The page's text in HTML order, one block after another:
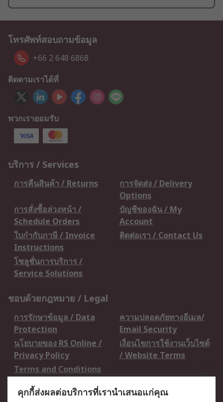
โทรศัพท์สอบถามข้อมูล
+66 2 648 6868
ติดตามเราได้ที่
พวกเรายอมรับ
บริการ / Services
การคืนสินค้า / Returns
การจัดส่ง / Delivery
Options
การสั่งซื้อล่วงหน้า /
Schedule Orders
บัญชีของฉัน / My
Account
ใบกำกับภาษี / Invoice
Instructions
ติดต่อเรา / Contact Us
โซลูชั่นการบริการ /
Service Solutions
ชอบด้วยกฎหมาย / Legal
การรักษาข้อมูล / Data
Protection
ความปลอดภัยทางอีเมล/
Email Security
นโยบายของ RS Online /
Privacy Policy
เงื่อนไขการใช้งานเว็บไซต์
/ Website Terms
Terms and Conditions
คุกกี้ส่งผลต่อบริการที่เรานำเสนอแก่คุณ